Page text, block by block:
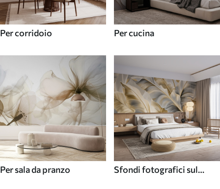
Per corridoio Per cucina
Per sala da pranzo
Sfondi fotografici sul